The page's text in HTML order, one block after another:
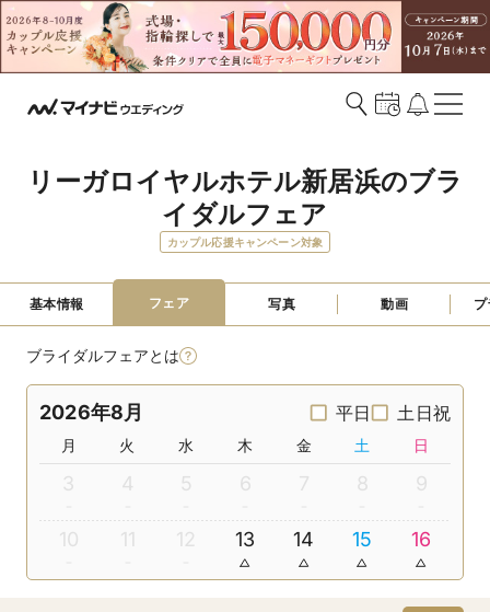
リーガロイヤルホテル新居浜のブラ
イダルフェア
カップル応援キャンペーン対象
基本情報 フェア 写真 動画
ブライダルフェアとは
2026年8月 平日 土日祝
月 火 水 木 金 土 日
3 4 5 6 7 8 9
10 11 12 13 14 15 16